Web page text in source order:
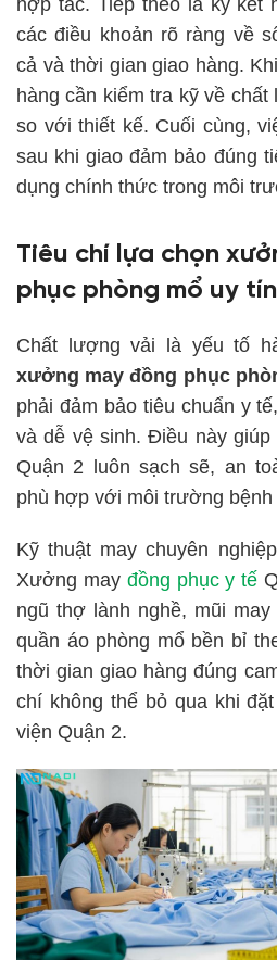
các điều khoản rõ ràng về
cả và thời gian giao hàng.
hàng cần kiểm tra kỹ về
so với thiết kế. Cuối cùng,
sau khi giao đảm bảo đúng
dụng chính thức trong môi
Tiêu chí lựa chọn
phục phòng mổ uy
Chất lượng vải là yếu tố
xưởng may đồng phục
phải đảm bảo tiêu chuẩn y
và dễ vệ sinh. Điều này giúp
Quận 2 luôn sạch sẽ, an
phù hợp với môi trường bệnh
Kỹ thuật may chuyên
Xưởng may đồng phục y tế
ngũ thợ lành nghề, mũi
quần áo phòng mổ bền bỉ
thời gian giao hàng đúng
chí không thể bỏ qua khi
viện Quận 2.